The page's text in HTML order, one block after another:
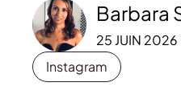
Barbara
25 JUIN 2026
Instagram